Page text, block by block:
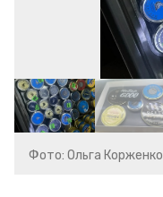
Фото: Ольга Корженко